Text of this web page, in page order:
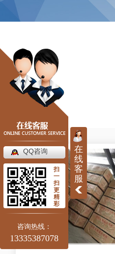
在
线
客
服
QQ咨询
扫
一
扫
更
精
彩
咨询热线：
13335387078